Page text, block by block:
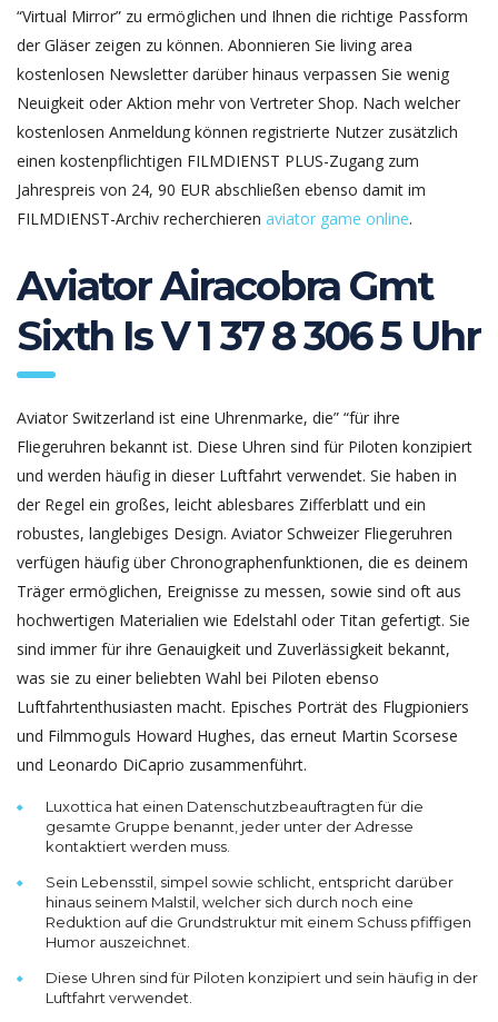
“Virtual Mirror” zu ermöglichen und Ihnen die richtige Passform
der Gläser zeigen zu können. Abonnieren Sie living area
kostenlosen Newsletter darüber hinaus verpassen Sie wenig
Neuigkeit oder Aktion mehr von Vertreter Shop. Nach welcher
kostenlosen Anmeldung können registrierte Nutzer zusätzlich
einen kostenpflichtigen FILMDIENST PLUS-Zugang zum
Jahrespreis von 24, 90 EUR abschließen ebenso damit im
FILMDIENST-Archiv recherchieren aviator game online.
Aviator Airacobra Gmt
Sixth Is V 1 37 8 306 5 Uhr
Aviator Switzerland ist eine Uhrenmarke, die” “für ihre
Fliegeruhren bekannt ist. Diese Uhren sind für Piloten konzipiert
und werden häufig in dieser Luftfahrt verwendet. Sie haben in
der Regel ein großes, leicht ablesbares Zifferblatt und ein
robustes, langlebiges Design. Aviator Schweizer Fliegeruhren
verfügen häufig über Chronographenfunktionen, die es deinem
Träger ermöglichen, Ereignisse zu messen, sowie sind oft aus
hochwertigen Materialien wie Edelstahl oder Titan gefertigt. Sie
sind immer für ihre Genauigkeit und Zuverlässigkeit bekannt,
was sie zu einer beliebten Wahl bei Piloten ebenso
Luftfahrtenthusiasten macht. Episches Porträt des Flugpioniers
und Filmmoguls Howard Hughes, das erneut Martin Scorsese
und Leonardo DiCaprio zusammenführt.
Luxottica hat einen Datenschutzbeauftragten für die
gesamte Gruppe benannt, jeder unter der Adresse
kontaktiert werden muss.
Sein Lebensstil, simpel sowie schlicht, entspricht darüber
hinaus seinem Malstil, welcher sich durch noch eine
Reduktion auf die Grundstruktur mit einem Schuss pfiffigen
Humor auszeichnet.
Diese Uhren sind für Piloten konzipiert und sein häufig in der
Luftfahrt verwendet.